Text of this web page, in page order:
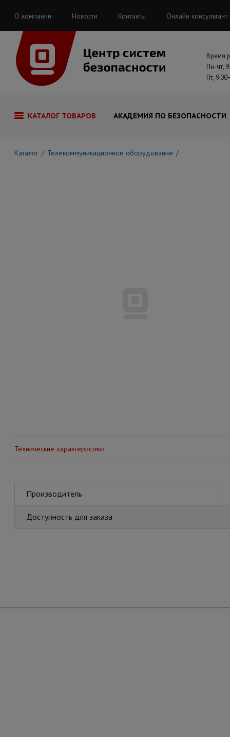
О компании Новости Контакты Онлайн консультант
Время
Пн-чт,
Пт,
КАТАЛОГ ТОВАРОВ АКАДЕМИЯ ПО БЕЗОПАСНОСТИ
Каталог Телекоммуникационное оборудование
Технические характеристики
Производитель
Доступность для заказа